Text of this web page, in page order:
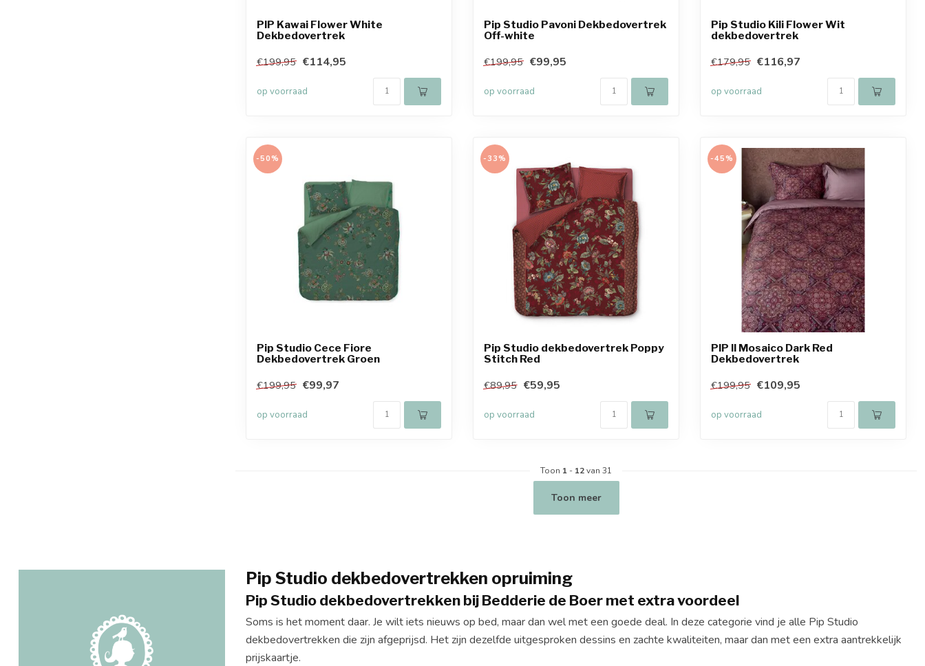
PIP Kawai Flower White
Dekbedovertrek
€199,95 €114,95
op voorraad
Pip Studio Pavoni Dekbedovertrek
Off-white
€199,95 €99,95
op voorraad
Pip Studio Kili Flower Wit
dekbedovertrek
€179,95 €116,97
op voorraad
-50%
Pip Studio Cece Fiore
Dekbedovertrek Groen
€199,95 €99,97
op voorraad
-33%
Pip Studio dekbedovertrek Poppy
Stitch Red
€89,95 €59,95
op voorraad
-45%
PIP Il Mosaico Dark Red
Dekbedovertrek
€199,95 €109,95
op voorraad
Toon 1 - 12van 31
Toon meer
Pip Studio dekbedovertrekken opruiming
Pip Studio dekbedovertrekken bij Bedderie de Boer met extra voordeel
Soms is het moment daar. Je wilt iets nieuws op bed, maar dan wel met een goede deal. In deze categorie vind je alle Pip Studio
dekbedovertrekken die zijn afgeprijsd. Het zijn dezelfde uitgesproken dessins en zachte kwaliteiten, maar dan met een extra aantrekkelijk
prijskaartje.